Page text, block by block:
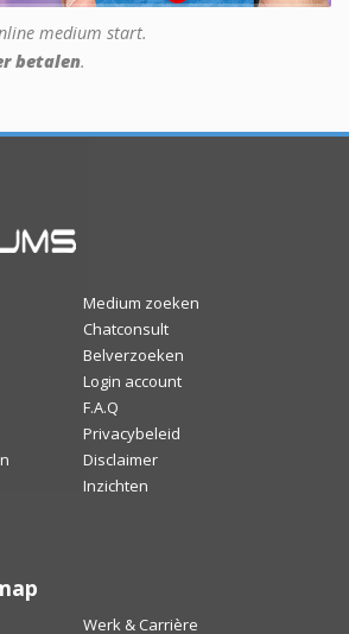
medium start.
betalen.
Medium zoeken
Chatconsult
Belverzoeken
Login account
F.A.Q
Privacybeleid
Disclaimer
Inzichten
Werk & Carrière